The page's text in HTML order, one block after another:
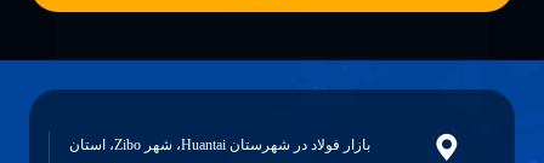
بازار فولاد در شهرستان Huantai، شهر Zibo، استان